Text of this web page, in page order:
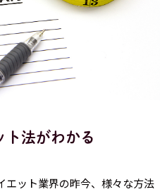
ト法がわかる
エット業界の昨今、様々な方法